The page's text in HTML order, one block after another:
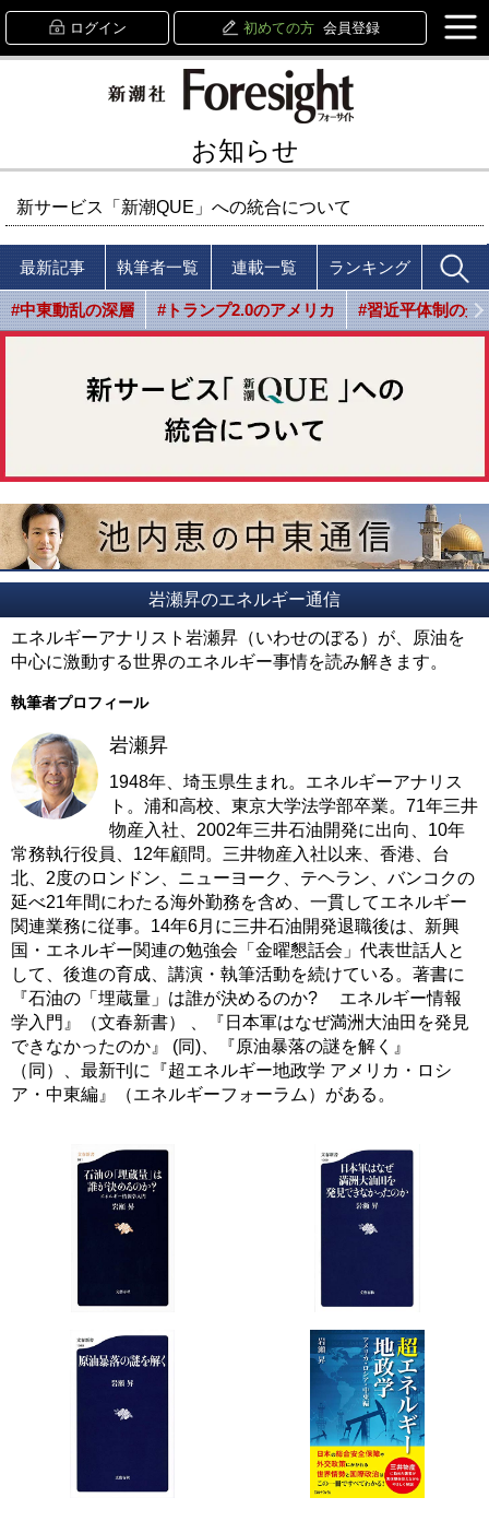
ログイン 初めての方 会員登録
お知らせ
新サービス「新潮QUE」への統合について
最新記事 執筆者一覧 連載一覧 ランキング
#中東動乱の深層 #トランプ2.0のアメリカ #習近平体制の光
岩瀬昇のエネルギー通信
エネルギーアナリスト岩瀬昇（いわせのぼる）が、原油を
中心に激動する世界のエネルギー事情を読み解きます。
執筆者プロフィール
岩瀬昇
1948年、埼玉県生まれ。エネルギーアナリス
ト。浦和高校、東京大学法学部卒業。71年三井
物産入社、2002年三井石油開発に出向、10年
常務執行役員、12年顧問。三井物産入社以来、香港、台
北、2度のロンドン、ニューヨーク、テヘラン、バンコクの
延べ21年間にわたる海外勤務を含め、一貫してエネルギー
関連業務に従事。14年6月に三井石油開発退職後は、新興
国・エネルギー関連の勉強会「金曜懇話会」代表世話人と
して、後進の育成、講演・執筆活動を続けている。著書に
『石油の「埋蔵量」は誰が決めるのか? エネルギー情報
学入門』（文春新書） 、『日本軍はなぜ満洲大油田を発見
できなかったのか』 (同)、『原油暴落の謎を解く』
（同）、最新刊に『超エネルギー地政学 アメリカ・ロシ
ア・中東編』（エネルギーフォーラム）がある。